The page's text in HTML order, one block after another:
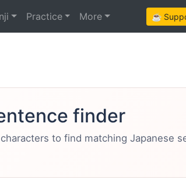
Practice More ☕
finder
to find matching Japanese